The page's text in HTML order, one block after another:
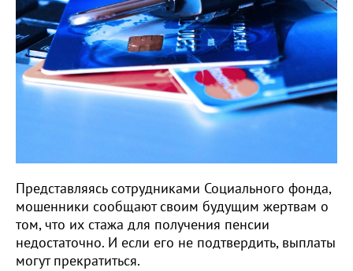
Представляясь сотрудниками Социального фонда,
мошенники сообщают своим будущим жертвам о
том, что их стажа для получения пенсии
недостаточно. И если его не подтвердить, выплаты
могут прекратиться.